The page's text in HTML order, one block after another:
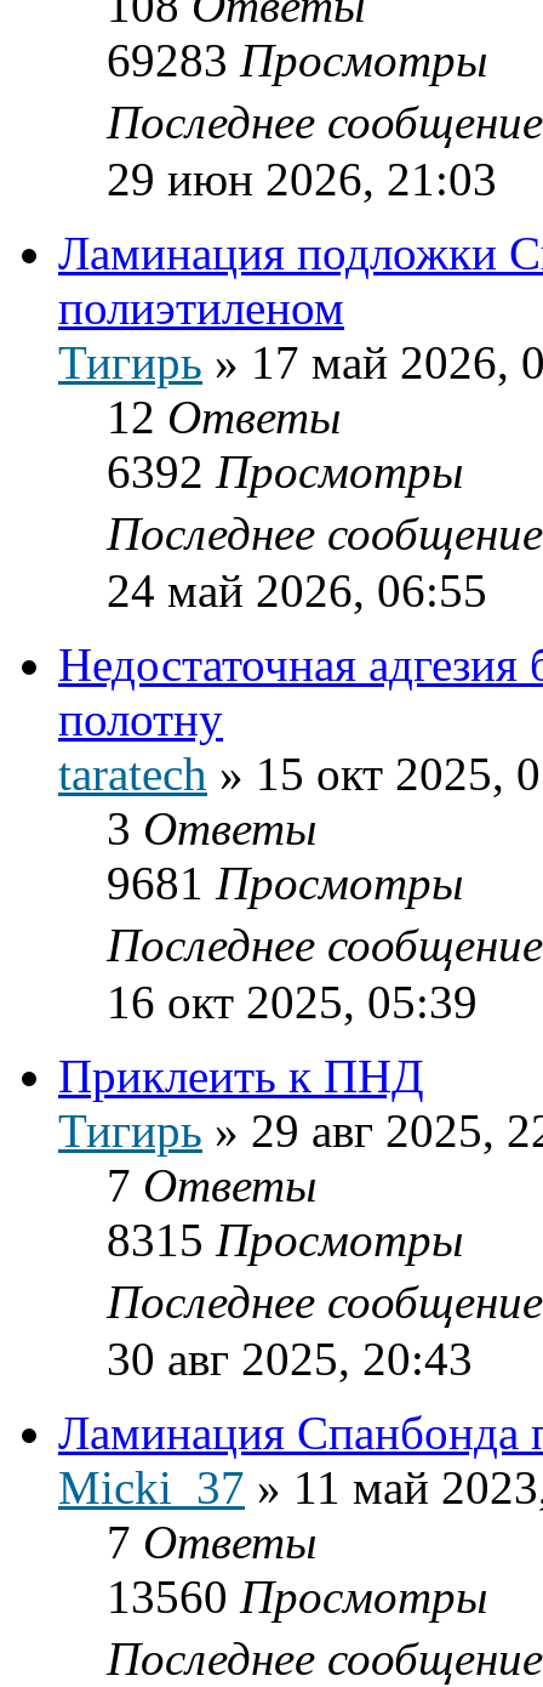
69283 Просмотры
Последнее
29 июн 2026, 21:03
Ламинация подложки
полиэтиленом
Тигирь » 17 май 2026,
12 Ответы
6392 Просмотры
Последнее
24 май 2026, 06:55
Недостаточная
полотну
taratech » 15 окт 2025,
3 Ответы
9681 Просмотры
Последнее
16 окт 2025, 05:39
Приклеить к ПНД
Тигирь » 29 авг 2025,
7 Ответы
8315 Просмотры
Последнее
30 авг 2025, 20:43
Ламинация Спанбонда
Micki_37 » 11 май
7 Ответы
13560 Просмотры
Последнее